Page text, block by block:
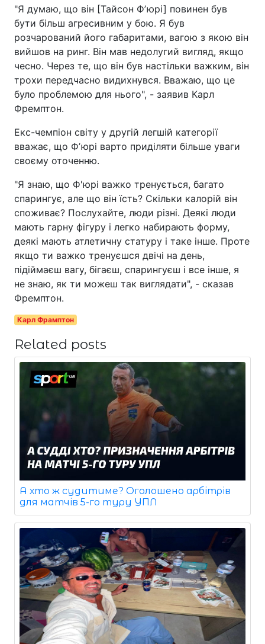
"Я думаю, що він [Тайсон Фʼюрі] повинен був
бути більш агресивним у бою. Я був
розчарований його габаритами, вагою з якою він
вийшов на ринг. Він мав недолугий вигляд, якщо
чесно. Через те, що він був настільки важким, він
трохи передчасно видихнувся. Вважаю, що це
було проблемою для нього", - заявив Карл
Фремптон.
Екс-чемпіон світу у другій легшій категорії
вважає, що Фʼюрі варто приділяти більше уваги
своєму оточенню.
"Я знаю, що Ф'юрі важко тренується, багато
спарингує, але що він їсть? Скільки калорій він
споживає? Послухайте, люди різні. Деякі люди
мають гарну фігуру і легко набирають форму,
деякі мають атлетичну статуру і таке інше. Проте
якщо ти важко тренуєшся двічі на день,
підіймаєш вагу, бігаєш, спарингуєш і все інше, я
не знаю, як ти можеш так виглядати", - сказав
Фремптон.
Карл Фрамптон
Related posts
А хто ж судитиме? Оголошено арбітрів
для матчів 5-го туру УПЛ